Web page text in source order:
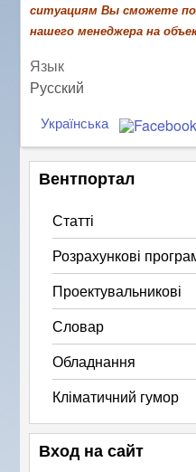
ситуациям Вы сможете
нашего менеджера на
Язык
Русский
Українська
Вентпортал
Статті
Розрахункові
Проектувальникові
Словар
Обладнання
Кліматичний гумор
Вход на сайт